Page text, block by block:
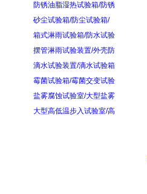
防锈油脂湿热试验箱/防锈
砂尘试验箱/防尘试验箱/
箱式淋雨试验箱/防水试验
摆管淋雨试验装置/外壳防
滴水试验装置/滴水试验箱
霉菌试验箱/霉菌交变试验
盐雾腐蚀试验室/大型盐雾
大型高低温步入试验室/高